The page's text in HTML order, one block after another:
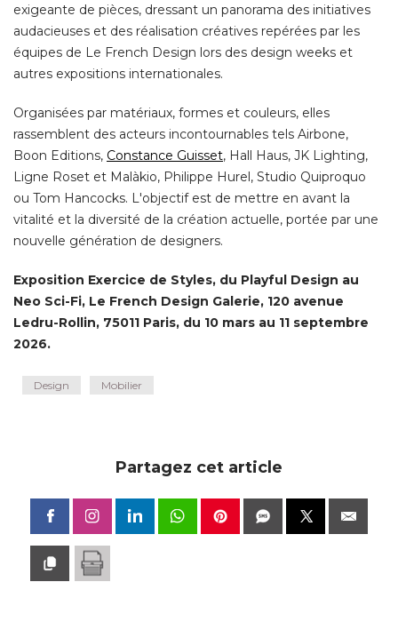
exigeante de pièces, dressant un panorama des initiatives
audacieuses et des réalisation créatives repérées par les
équipes de Le French Design lors des design weeks et
autres expositions internationales.
Organisées par matériaux, formes et couleurs, elles
rassemblent des acteurs incontournables tels Airbone,
Boon Editions, Constance Guisset, Hall Haus, JK Lighting,
Ligne Roset et Malàkio, Philippe Hurel, Studio Quiproquo
ou Tom Hancocks. L'objectif est de mettre en avant la
vitalité et la diversité de la création actuelle, portée par une
nouvelle génération de designers.
Exposition Exercice de Styles, du Playful Design au
Neo Sci-Fi, Le French Design Galerie, 120 avenue
Ledru-Rollin, 75011 Paris, du 10 mars au 11 septembre
2026.
Design Mobilier
Partagez cet article